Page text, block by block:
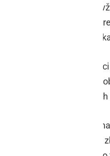
gasilsko društvo
"Koncert pod
obiskan, saj ga je
orehi so miklavški
letih, ker je bil zelo dobro
z nastopi
koncertu so nastopili
iz Splita. Na koncertu so